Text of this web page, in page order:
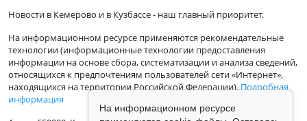
Новости в Кемерово и в Кузбассе - наш главный приоритет.
На информационном ресурсе применяются рекомендательные
технологии (информационные технологии предоставления
информации на основе сбора, систематизации и анализа сведений,
относящихся к предпочтениям пользователей сети «Интернет»,
находящихся на территории Российской Федерации).Подробная
информация
На информационном ресурсе